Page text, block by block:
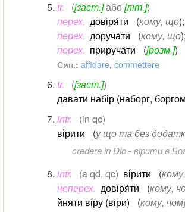
tr. ([заст.]або[літ.])
перех. довіря́ти (кому, що);
перех. доруча́ти (кому, що);
перех. прируча́ти ([розм.])
Син.: affidare, commettere
tr. ([заст.])
давати набір (наборг,
intr.
(in qc)
ві́рити
(у що та без
credere in Dio-вірити в
intr. (a qd, qc) ві́рити (
неперех. довіря́ти (кому,
йняти віру (віри)
(кому,